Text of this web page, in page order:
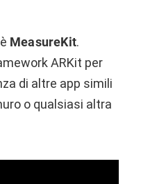
MeasureKit.
ARKit per
di altre app simili
o qualsiasi altra